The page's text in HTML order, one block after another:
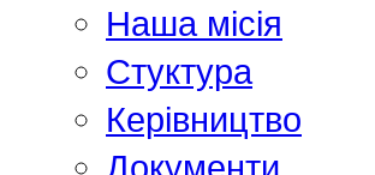
Наша місія
Стуктура
Керівництво